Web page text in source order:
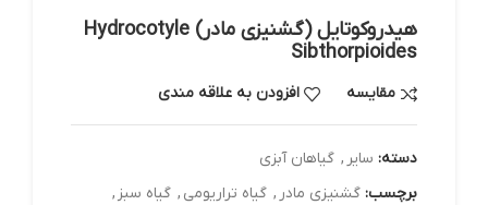
هیدروکوتایل (گشنیزی مادر) Hydrocotyle
Sibthorpioides
مقایسه افزودن به علاقه مندی
دسته: سایر , گیاهان آبزی
برچسب: گشنیزی مادر , گیاه تراریومی , گیاه سبز ,